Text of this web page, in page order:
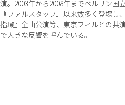
演。2003年から2008年までベルリン
『ファルスタッフ』以来数多く登場し
指環』全曲公演等、東京フィルとの共
で大きな反響を呼んでいる。